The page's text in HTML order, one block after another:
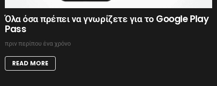
Όλα όσα πρέπει να γνωρίζετε για το Google Play
Pass
πριν περίπου ένα χρόνο
READ MORE